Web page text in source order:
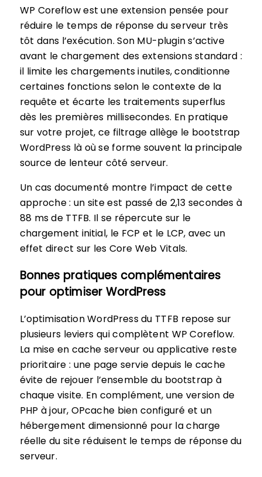
WP Coreflow est une extension pensée pour
réduire le temps de réponse du serveur très
tôt dans l’exécution. Son MU-plugin s’active
avant le chargement des extensions standard :
il limite les chargements inutiles, conditionne
certaines fonctions selon le contexte de la
requête et écarte les traitements superflus
dès les premières millisecondes. En pratique
sur votre projet, ce filtrage allège le bootstrap
WordPress là où se forme souvent la principale
source de lenteur côté serveur.
Un cas documenté montre l’impact de cette
approche : un site est passé de 2,13 secondes à
88 ms de TTFB. Il se répercute sur le
chargement initial, le FCP et le LCP, avec un
effet direct sur les Core Web Vitals.
Bonnes pratiques complémentaires
pour optimiser WordPress
L’optimisation WordPress du TTFB repose sur
plusieurs leviers qui complètent WP Coreflow.
La mise en cache serveur ou applicative reste
prioritaire : une page servie depuis le cache
évite de rejouer l’ensemble du bootstrap à
chaque visite. En complément, une version de
PHP à jour, OPcache bien configuré et un
hébergement dimensionné pour la charge
réelle du site réduisent le temps de réponse du
serveur.